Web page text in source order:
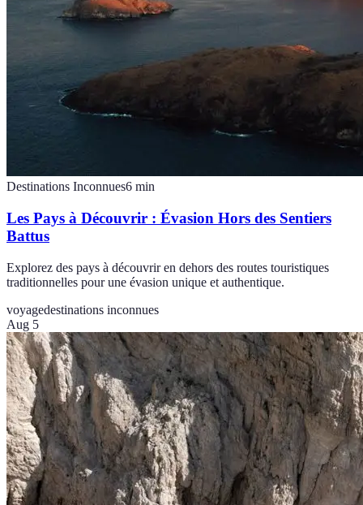
Destinations Inconnues6 min
Les Pays à Découvrir : Évasion Hors des Sentiers
Battus
Explorez des pays à découvrir en dehors des routes touristiques
traditionnelles pour une évasion unique et authentique.
voyagedestinations inconnues
Aug 5